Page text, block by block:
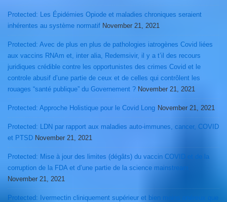
Protected: Les Épidémies Opiode et maladies chroniques seraient
inhérentes au système normatif November 21, 2021
Protected: Avec de plus en plus de pathologies iatrogènes Covid liées
aux vaccins RNAm et, inter alia, Redemsivir, il y a t’il des recours
juridiques crédible contre les opportunistes des crimes Covid et le
controle abusif d’une partie de ceux et de celles qui contrôlent les
rouages “santé publique” du Governement ? November 21, 2021
Protected: Approche Holistique pour le Covid Long November 21, 2021
Protected: LDN par rapport aux maladies auto-immunes, cancer, COVID
et PTSD November 21, 2021
Protected: Mise à jour des limites (dégâts) du vaccin COVID et de la
corruption de la FDA et d’une partie de la science mainstream
November 21, 2021
Protected: Ivermectin cliniquement supérieur et bien moins onéreux que